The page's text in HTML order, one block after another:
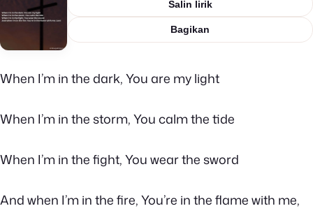
Salin lirik
Bagikan
When I’m in the dark, You are my light
When I’m in the storm, You calm the tide
When I’m in the fight, You wear the sword
And when I’m in the fire, You’re in the flame with me,